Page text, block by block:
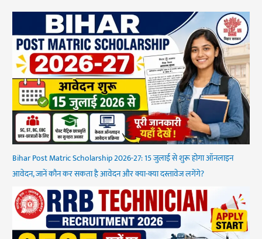
Bihar Post Matric Scholarship 2026-27: 15 जुलाई से शुरू होगा ऑनलाइन
आवेदन, जानें कौन कर सकता है आवेदन और क्या-क्या दस्तावेज लगेंगे?